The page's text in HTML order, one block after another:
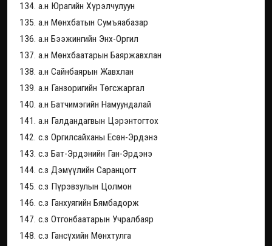
134. а.н Юрагийн Хүрэлчулуун
135. а.н Мөнхбатын Сумъяабазар
136. а.н Бээжингийн Энх-Оргил
137. а.н Мөнхбаатарын Баяржавхлан
138. а.н Сайнбаярын Жавхлан
139. а.н Ганзоригийн Төгсжаргал
140. а.н Батчимэгийн Намуундалай
141. а.н Галдандагвын Цэрэнтогтох
142. с.з Оргилсайханы Есөн-Эрдэнэ
143. с.з Бат-Эрдэнийн Ган-Эрдэнэ
144. с.з Дэмүүлийн Саранцогт
145. с.з Пүрэвзулын Цолмон
146. с.з Ганхуягийн Бямбадорж
147. с.з Отгонбаатарын Учралбаяр
148. с.з Гансүхийн Мөнхтулга